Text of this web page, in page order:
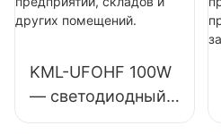
и т. д.
KML-UFOHF 100W
— светодиодный
светильник для